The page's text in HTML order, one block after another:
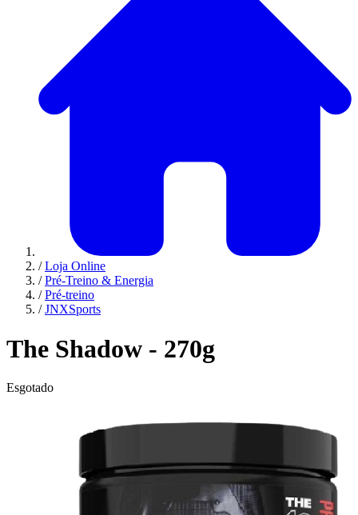
/ Loja Online
/ Pré-Treino & Energia
/ Pré-treino
/ JNXSports
The Shadow - 270g
Esgotado